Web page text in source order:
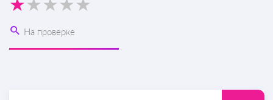
На проверке